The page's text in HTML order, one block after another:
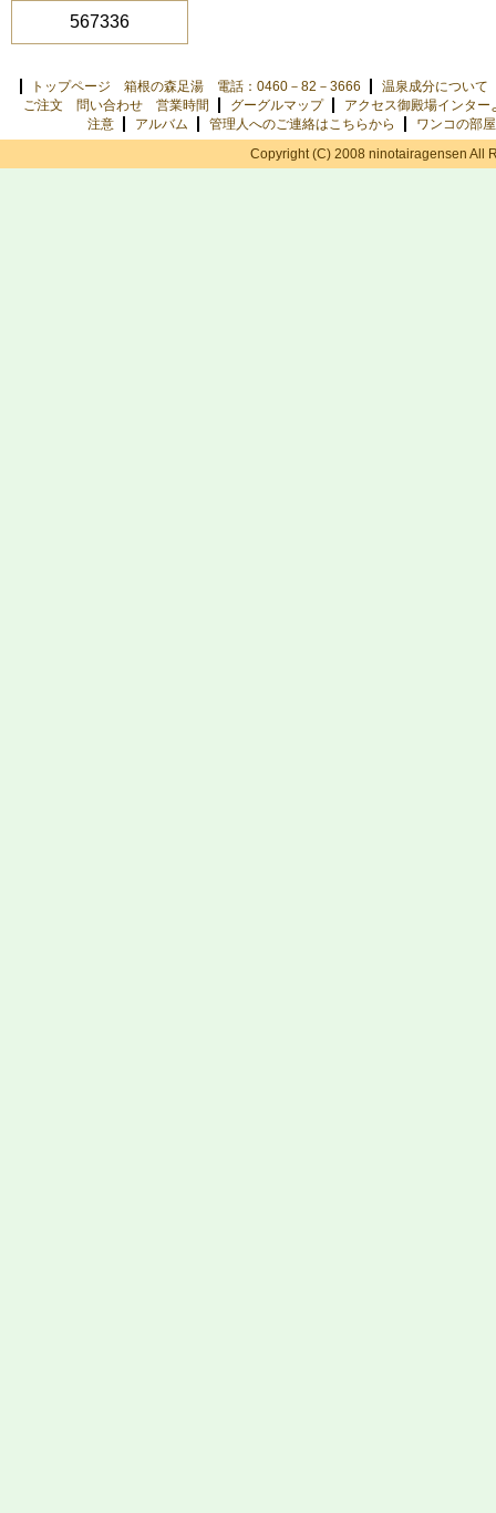
567336
トップページ 箱根の森足湯 電話：0460－82－3666
温泉成分について
ご注文 問い合わせ 営業時間
グーグルマップ
アクセス御殿場インター
注意
アルバム 管理人へのご連絡はこちらから
ワンコの部屋
Copyright (C) 2008 ninotairagensen All